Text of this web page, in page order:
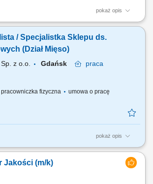
pokaż opis
obsługa klientów zgodnie z
i różnych form płatności. Przyjmowanie zwrotów
zgodnie z obowiązującymi procedurami.
/ Specjalistka Sklepu ds.
(Dział Mięso)
z o.o. Gdańsk
praca
fizyczna
umowa o pracę
pokaż opis
i rozbiór mięsa. Dostarczanie, układanie i
na półkach. Przygotowywanie produktów
klientów przy stoisku i bezpośrednia sprzedaż.
(realizacja zamówień online). Przyjmowanie
Jakości (m/k)